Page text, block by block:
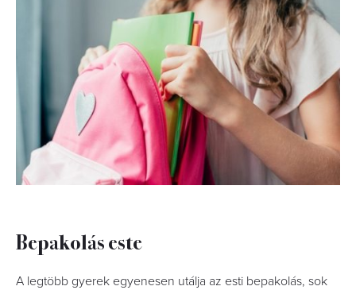
Bepakolás este
A legtöbb gyerek egyenesen utálja az esti bepakolás, sok